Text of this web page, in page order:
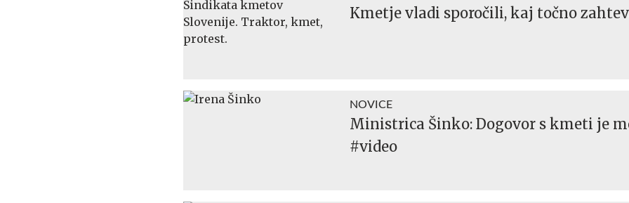
Kmetje vladi sporočili, kaj točno
NOVICE
Ministrica Šinko: Dogovor s kmeti je
#video